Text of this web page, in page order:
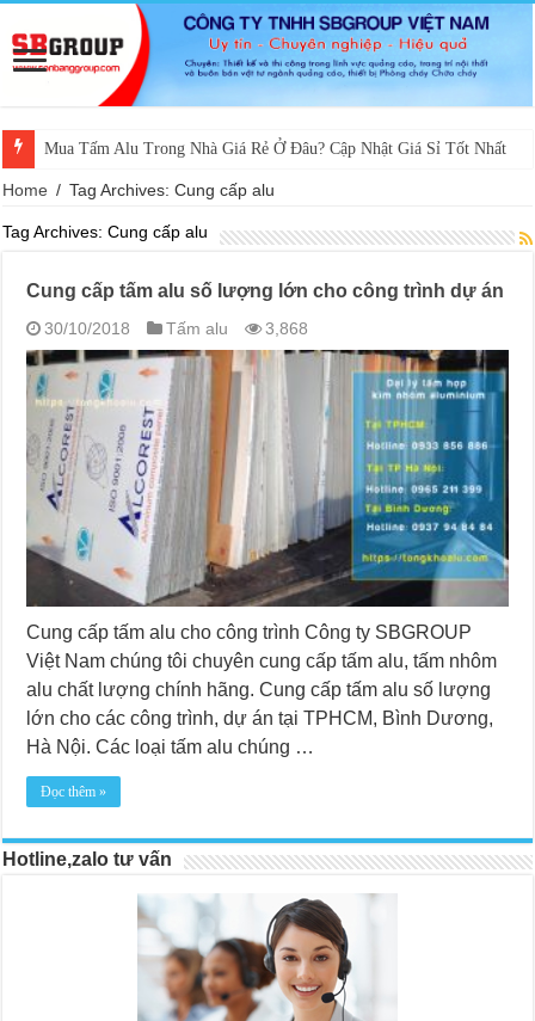
Mua Tấm Alu Trong Nhà Giá Rẻ Ở Đâu? Cập Nhật Giá Sỉ Tốt Nhất
Home / Tag Archives: Cung cấp alu
Tag Archives:Cung cấp alu
Cung cấp tấm alu số lượng lớn cho công trình dự án
30/10/2018 Tấm alu 3,868
Cung cấp tấm alu cho công trình Công ty SBGROUP
Việt Nam chúng tôi chuyên cung cấp tấm alu, tấm nhôm
alu chất lượng chính hãng. Cung cấp tấm alu số lượng
lớn cho các công trình, dự án tại TPHCM, Bình Dương,
Hà Nội. Các loại tấm alu chúng …
Đọc thêm »
Hotline,zalo tư vấn